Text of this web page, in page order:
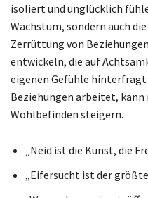
isoliert und unglücklich
Wachstum, sondern auch
Zerrüttung von
entwickeln, die auf
eigenen Gefühle
Beziehungen arbeitet, kann
Wohlbefinden steigern.
„Neid ist die Kunst, die
„Eifersucht ist der